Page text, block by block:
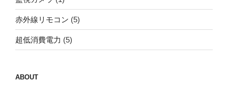
赤外線リモコン (5)
超低消費電力 (5)
ABOUT